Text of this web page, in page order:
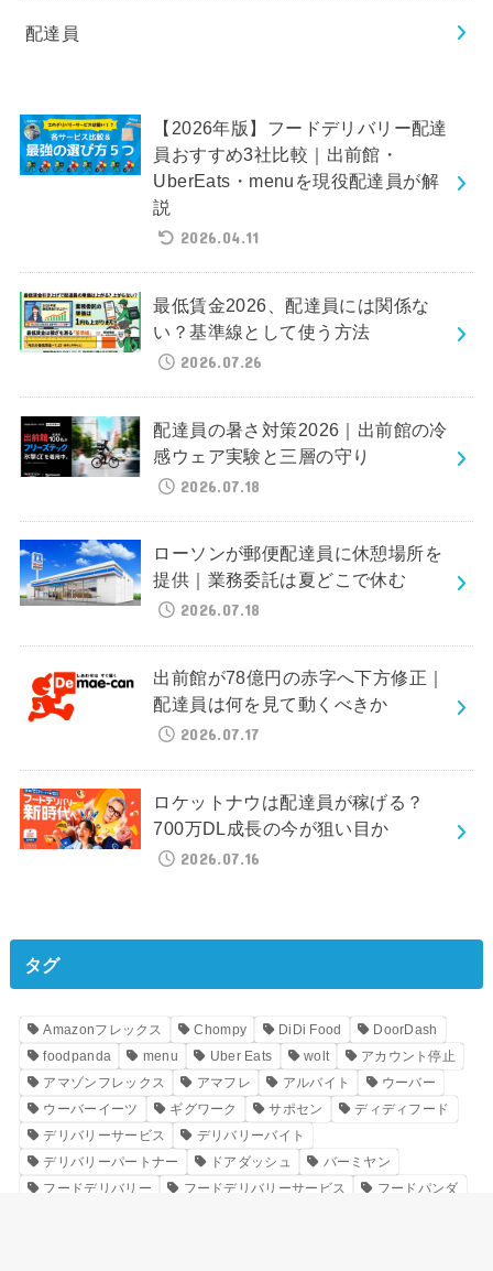
配達員
【2026年版】フードデリバリー配達
員おすすめ3社比較｜出前館・
UberEats・menuを現役配達員が解
説
2026.04.11
最低賃金2026、配達員には関係な
い？基準線として使う方法
2026.07.26
配達員の暑さ対策2026｜出前館の冷
感ウェア実験と三層の守り
2026.07.18
ローソンが郵便配達員に休憩場所を
提供｜業務委託は夏どこで休む
2026.07.18
出前館が78億円の赤字へ下方修正｜
配達員は何を見て動くべきか
2026.07.17
ロケットナウは配達員が稼げる？
700万DL成長の今が狙い目か
2026.07.16
タグ
Amazonフレックス Chompy DiDi Food
DoorDash
foodpanda
menu Uber Eats wolt
アカウント停止
アマゾンフレックス
アマフレ アルバイト
ウーバー
ウーバーイーツ
ギグワーク サポセン
ディディフード
デリバリーサービス
デリバリーバイト
デリバリーパートナー
ドアダッシュ
バーミヤン
フードデリバリー
フードデリバリーサービス
フードパンダ